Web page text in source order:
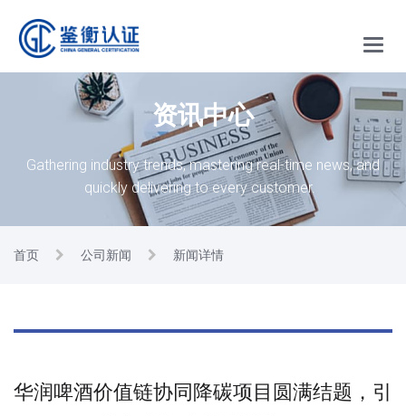
Main
Menu
资讯中心
Gathering industry trends, mastering real-time news, and
quickly delivering to every customer.
首页 公司新闻 新闻详情
华润啤酒价值链协同降碳项目圆满结题，引